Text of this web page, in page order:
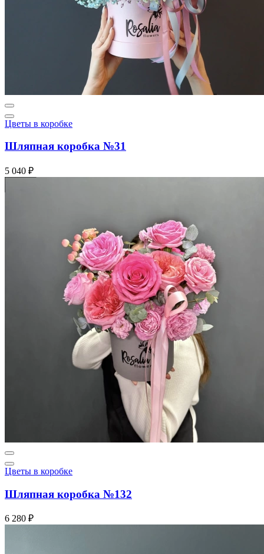
Цветы в коробке
Шляпная коробка №31
5 040 ₽
Цветы в коробке
Шляпная коробка №132
6 280 ₽